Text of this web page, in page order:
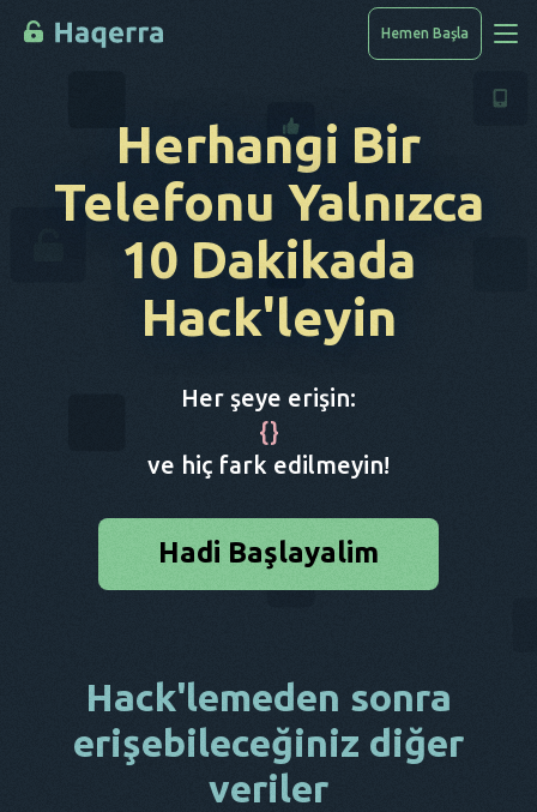
Cihazlar Listesi
Hemen Başla
Herhangi Bir
Telefonu Yalnızca
10 Dakikada
Hack'leyin
Her şeye erişin:
{}
ve hiç fark edilmeyin!
Hadi Başlayalim
Hack'lemeden sonra
erişebileceğiniz diğer
veriler